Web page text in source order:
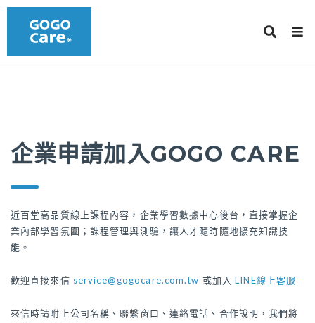
企業申請加入GOGO CARE
近百堂高品質線上課程內容，企業學習數據中心後台，直接掌握企
業內部學習氛圍；課程管理與測驗，讓人才隨時隨地擴充知識技
能。
歡迎直接來信 service@gogocare.com.tw 或加入LINE線上客服
來信時請附上公司名稱、聯繫窗口、連絡電話、合作說明，我們將